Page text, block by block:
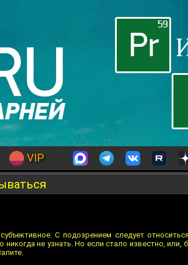
VIP
С подозрением следует
не узнать. Но если стало известно, или,